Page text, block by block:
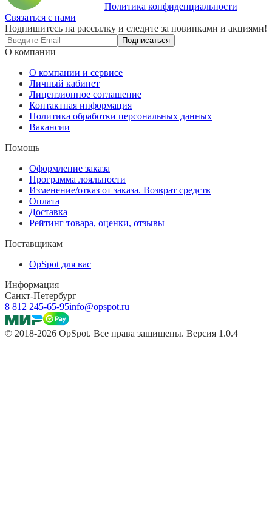
Политика конфиденциальности
Связаться с нами
Подпишитесь на рассылку и следите за новинками и акциями!
Подписаться
О компании
О компании и сервисе
Личный кабинет
Лицензионное соглашение
Контактная информация
Политика обработки персональных данных
Вакансии
Помощь
Оформление заказа
Программа лояльности
Изменение/отказ от заказа. Возврат средств
Оплата
Доставка
Рейтинг товара, оценки, отзывы
Поставщикам
OpSpot для вас
Информация
Санкт-Петербург
8 812 245-65-95info@opspot.ru
© 2018-2026 OpSpot. Все права защищены. Версия 1.0.4